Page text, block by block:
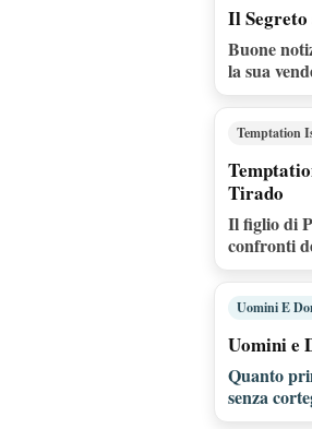
Il
Buone
la sua
Temptation
Tirado
Il figlio di
confronti
Uomini E
Uomini e
Quanto
senza